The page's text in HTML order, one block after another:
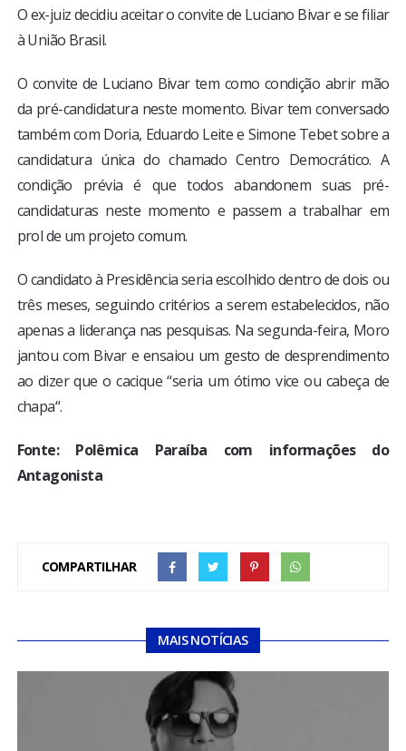
O ex-juiz decidiu aceitar o convite de Luciano Bivar e se filiar
à União Brasil.
O convite de Luciano Bivar tem como condição abrir mão
da pré-candidatura neste momento. Bivar tem conversado
também com Doria, Eduardo Leite e Simone Tebet sobre a
candidatura única do chamado Centro Democrático. A
condição prévia é que todos abandonem suas pré-
candidaturas neste momento e passem a trabalhar em
prol de um projeto comum.
O candidato à Presidência seria escolhido dentro de dois ou
três meses, seguindo critérios a serem estabelecidos, não
apenas a liderança nas pesquisas. Na segunda-feira, Moro
jantou com Bivar e ensaiou um gesto de desprendimento
ao dizer que o cacique “seria um ótimo vice ou cabeça de
chapa“.
Fonte: Polêmica Paraíba com informações do
Antagonista
COMPARTILHAR
MAIS NOTÍCIAS